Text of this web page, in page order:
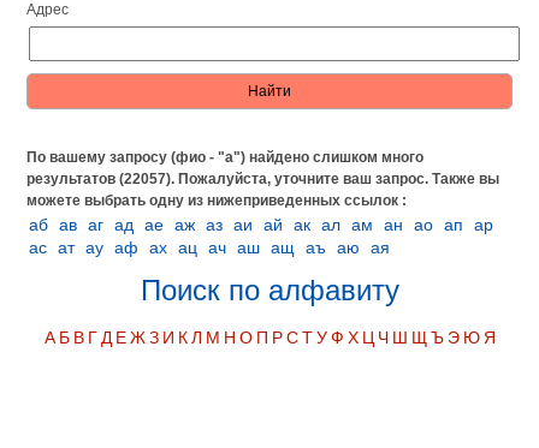
Адрес
По вашему запросу (фио - "а") найдено слишком много
результатов (22057). Пожалуйста, уточните ваш запрос.Также вы
можете выбрать одну из нижеприведенных ссылок :
аб ав аг ад ае аж аз аи ай ак ал ам ан ао ап
ар
ас ат ау аф ах ац ач аш ащ аъ аю ая
Поиск по алфавиту
А Б В Г Д Е Ж З И К Л М Н О П Р С Т У Ф Х Ц Ч Ш Щ Ъ Э Ю Я